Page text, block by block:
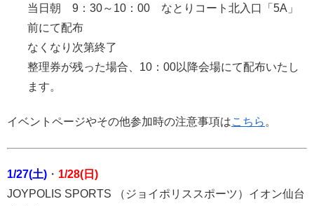
当日朝 9：30～10：00 なとりコート北入口「5A」
前にて配布
なくなり次第終了
整理券が残った場合、10：00以降会場にて配布いたし
ます。
イベントページやその他参加時の注意事項はこちら 。
1/27(土) ・ 1/28(日)
JOYPOLIS SPORTS （ジョイポリススポーツ）イオン仙台